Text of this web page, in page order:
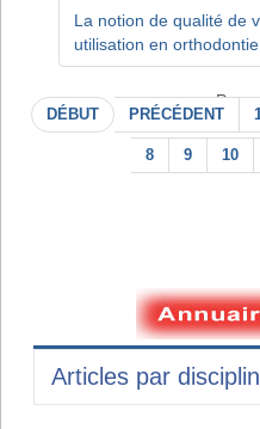
La notion de qualité de
utilisation en
Page
DÉBUT PRÉCÉDENT
8 9 10
Articles par